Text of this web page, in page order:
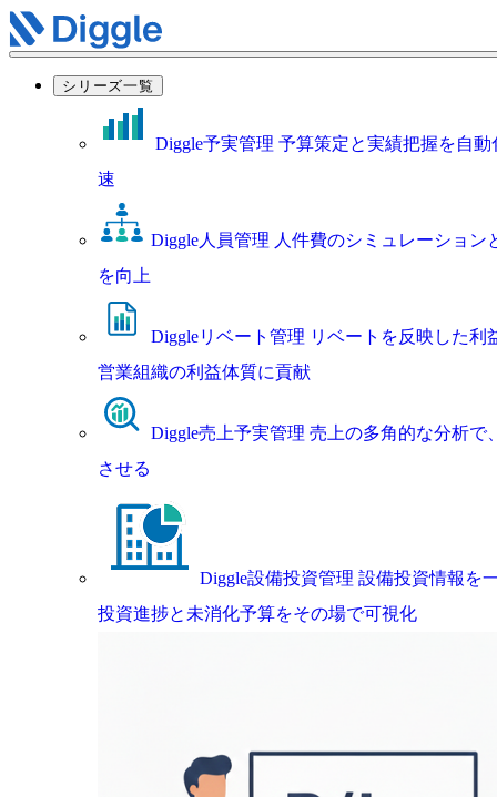
シリーズ一覧
Diggle予実管理 予算策定と実績把握を自
速
Diggle人員管理 人件費のシミュレーション
を向上
Diggleリベート管理 リベートを反映した利
営業組織の利益体質に貢献
Diggle売上予実管理 売上の多角的な分析で
させる
Diggle設備投資管理 設備投資情報を
投資進捗と未消化予算をその場で可視化